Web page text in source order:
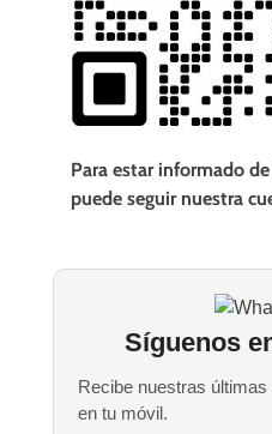
Para estar informado
puede seguir nuestra
Síguenos
Recibe nuestras
en tu móvil.